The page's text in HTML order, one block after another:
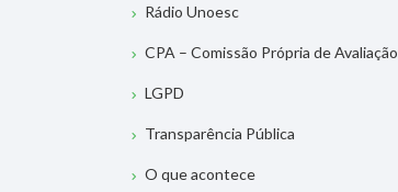
Rádio Unoesc
CPA – Comissão Própria de Avaliação
LGPD
Transparência Pública
O que acontece